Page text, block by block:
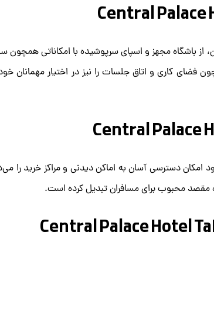
باشگاه مجهز و اسپای سرپوشیده با امکاناتی همچون
کاری و اتاق جلسات را نیز در اختیار مهمانان خود
امکان دسترسی آسان به اماکن دیدنی و مراکز خرید را
مقصد محبوب برای مسافران تبدیل کرده است.